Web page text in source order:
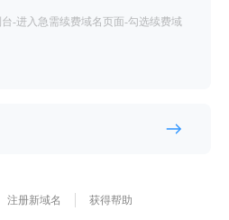
-进入急需续费域名页面-勾选续费域
注册新域名 获得帮助